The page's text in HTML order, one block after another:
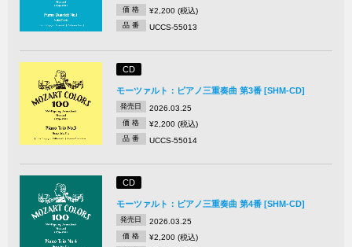
価 格 ¥2,200 (税込)
品 番 UCCS-55013
CD
モーツァルト：ピアノ三重奏曲 第3番 [SHM-CD]
発売日 2026.03.25
価 格 ¥2,200 (税込)
品 番 UCCS-55014
CD
モーツァルト：ピアノ三重奏曲 第4番 [SHM-CD]
発売日 2026.03.25
価 格 ¥2,200 (税込)